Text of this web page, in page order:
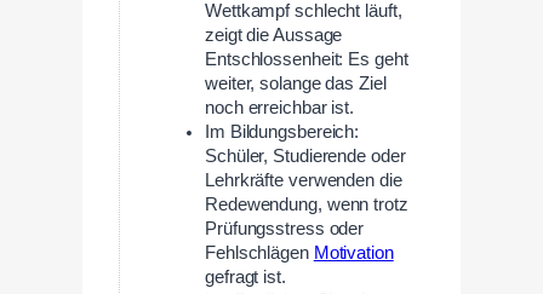
Wettkampf schlecht läuft,
zeigt die Aussage
Entschlossenheit: Es geht
weiter, solange das Ziel
noch erreichbar ist.
Im Bildungsbereich:
Schüler, Studierende oder
Lehrkräfte verwenden die
Redewendung, wenn trotz
Prüfungsstress oder
Fehlschlägen Motivation
gefragt ist.